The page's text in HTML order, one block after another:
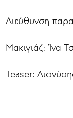
Διεύθυνση
Μακιγιάζ: Ίνα
Teaser: